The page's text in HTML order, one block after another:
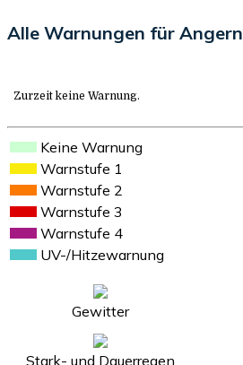
Alle Warnungen für Angern
Zurzeit keine Warnung.
Keine Warnung
Warnstufe 1
Warnstufe 2
Warnstufe 3
Warnstufe 4
UV-/Hitzewarnung
Gewitter
Stark- und Dauerregen